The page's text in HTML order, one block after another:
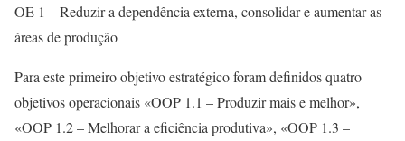
OE 1 – Reduzir a dependência externa, consolidar e aumentar as
áreas de produção
Para este primeiro objetivo estratégico foram definidos quatro
objetivos operacionais «OOP 1.1 – Produzir mais e melhor»,
«OOP 1.2 – Melhorar a eficiência produtiva», «OOP 1.3 –